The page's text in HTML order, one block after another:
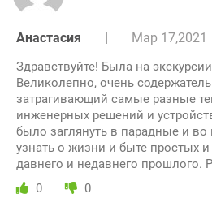
Анастасия | Мар 17,2021
Здравствуйте! Была на
Великолепно, очень
затрагивающий самые разные
инженерных решений и
было заглянуть в парадные и во
узнать о жизни и быте простых
давнего и недавнего прошлого.
0
0